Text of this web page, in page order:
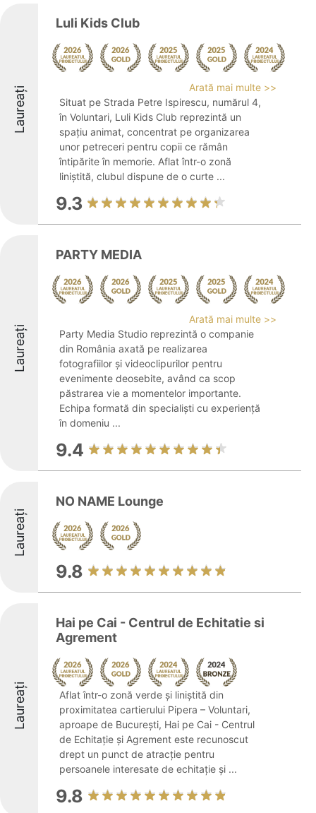
Laureați
Luli Kids Club
Arată mai multe >>
Situat pe Strada Petre Ispirescu, numărul 4,
în Voluntari, Luli Kids Club reprezintă un
spațiu animat, concentrat pe organizarea
unor petreceri pentru copii ce rămân
întipărite în memorie. Aflat într-o zonă
liniștită, clubul dispune de o curte ...
9.3
Laureați
PARTY MEDIA
Arată mai multe >>
Party Media Studio reprezintă o companie
din România axată pe realizarea
fotografiilor și videoclipurilor pentru
evenimente deosebite, având ca scop
păstrarea vie a momentelor importante.
Echipa formată din specialiști cu experiență
în domeniu ...
9.4
Laureați
NO NAME Lounge
9.8
Laureați
Hai pe Cai - Centrul de Echitatie si
Agrement
Aflat într-o zonă verde și liniștită din
proximitatea cartierului Pipera – Voluntari,
aproape de București, Hai pe Cai - Centrul
de Echitație și Agrement este recunoscut
drept un punct de atracție pentru
persoanele interesate de echitație și ...
9.8